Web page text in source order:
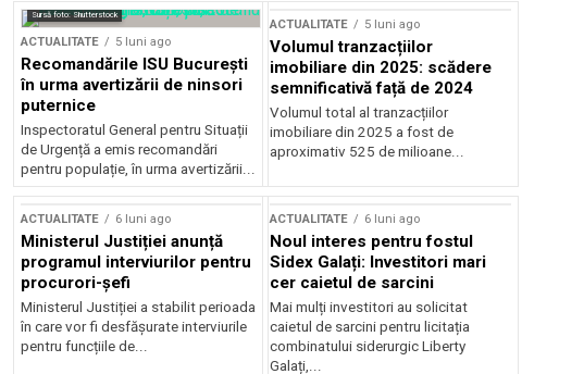
Sursă foto: Shutterstock
ACTUALITATE 5 luni ago
Recomandările ISU București
în urma avertizării de ninsori
puternice
Inspectoratul General pentru Situații
de Urgență a emis recomandări
pentru populație, în urma avertizării...
ACTUALITATE 5 luni ago
Volumul tranzacțiilor
imobiliare din 2025: scădere
semnificativă față de 2024
Volumul total al tranzacțiilor
imobiliare din 2025 a fost de
aproximativ 525 de milioane...
ACTUALITATE 6 luni ago
Ministerul Justiției anunță
programul interviurilor pentru
procurori-șefi
Ministerul Justiției a stabilit perioada
în care vor fi desfășurate interviurile
pentru funcțiile de...
ACTUALITATE 6 luni ago
Noul interes pentru fostul
Sidex Galați: Investitori mari
cer caietul de sarcini
Mai mulți investitori au solicitat
caietul de sarcini pentru licitația
combinatului siderurgic Liberty
Galați,...